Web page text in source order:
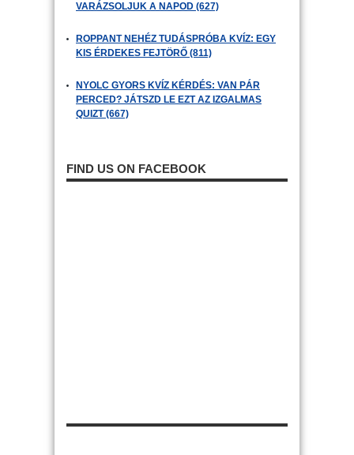
VARÁZSOLJUK A NAPOD (627)
ROPPANT NEHÉZ TUDÁSPRÓBA KVÍZ: EGY
KIS ÉRDEKES FEJTÖRŐ (811)
NYOLC GYORS KVÍZ KÉRDÉS: VAN PÁR
PERCED? JÁTSZD LE EZT AZ IZGALMAS
QUIZT (667)
FIND US ON FACEBOOK